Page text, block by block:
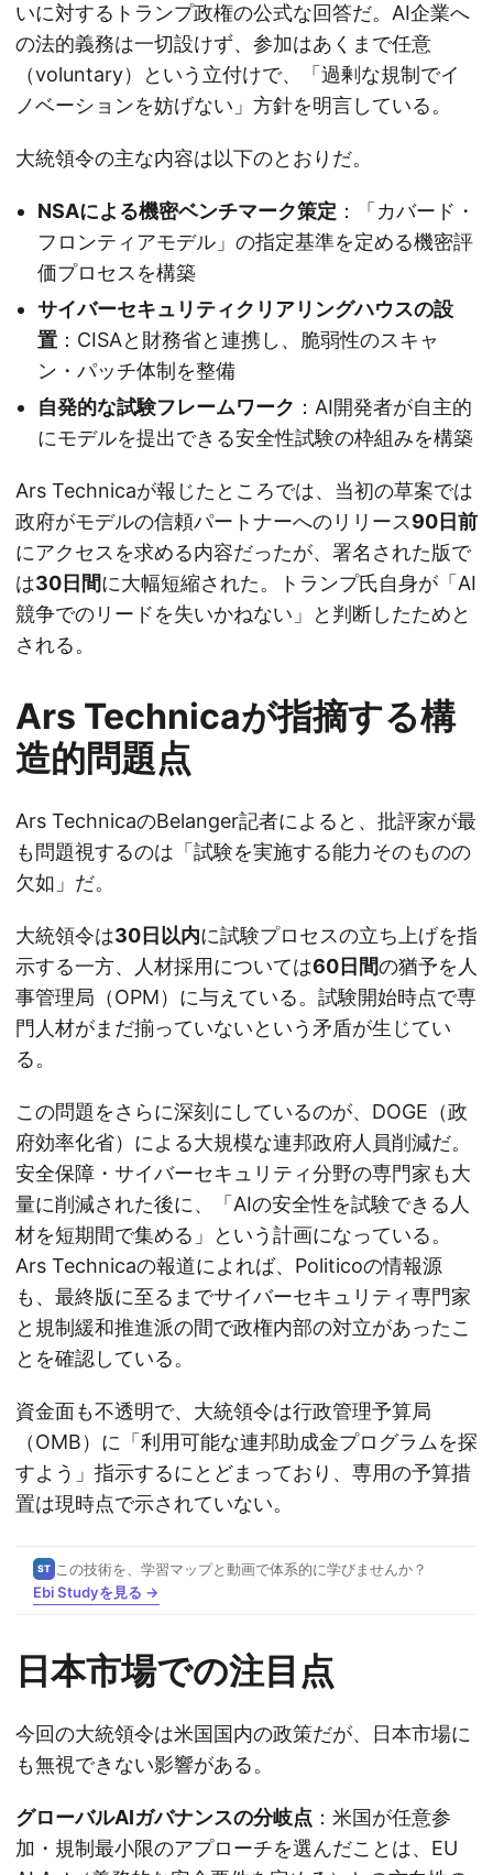
いに対するトランプ政権の公式な回答だ。AI企業へ
の法的義務は一切設けず、参加はあくまで任意
（voluntary）という立付けで、「過剰な規制でイ
ノベーションを妨げない」方針を明言している。
大統領令の主な内容は以下のとおりだ。
NSAによる機密ベンチマーク策定 ：「カバード・
フロンティアモデル」の指定基準を定める機密評
価プロセスを構築
サイバーセキュリティクリアリングハウスの設
置 ：CISAと財務省と連携し、脆弱性のスキャ
ン・パッチ体制を整備
自発的な試験フレームワーク ：AI開発者が自主的
にモデルを提出できる安全性試験の枠組みを構築
Ars Technicaが報じたところでは、当初の草案では
政府がモデルの信頼パートナーへのリリース90日前
にアクセスを求める内容だったが、署名された版で
は30日間に大幅短縮された。トランプ氏自身が「AI
競争でのリードを失いかねない」と判断したためと
される。
Ars Technicaが指摘する構
造的問題点
Ars TechnicaのBelanger記者によると、批評家が最
も問題視するのは「試験を実施する能力そのものの
欠如」だ。
大統領令は30日以内に試験プロセスの立ち上げを指
示する一方、人材採用については60日間の猶予を人
事管理局（OPM）に与えている。試験開始時点で専
門人材がまだ揃っていないという矛盾が生じてい
る。
この問題をさらに深刻にしているのが、DOGE（政
府効率化省）による大規模な連邦政府人員削減だ。
安全保障・サイバーセキュリティ分野の専門家も大
量に削減された後に、「AIの安全性を試験できる人
材を短期間で集める」という計画になっている。
Ars Technicaの報道によれば、Politicoの情報源
も、最終版に至るまでサイバーセキュリティ専門家
と規制緩和推進派の間で政権内部の対立があったこ
とを確認している。
資金面も不透明で、大統領令は行政管理予算局
（OMB）に「利用可能な連邦助成金プログラムを探
すよう」指示するにとどまっており、専用の予算措
置は現時点で示されていない。
ST
この技術を、学習マップと動画で体系的に学びませんか？
Ebi Studyを見る →
日本市場での注目点
今回の大統領令は米国国内の政策だが、日本市場に
も無視できない影響がある。
グローバルAIガバナンスの分岐点 ：米国が任意参
加・規制最小限のアプローチを選んだことは、EU